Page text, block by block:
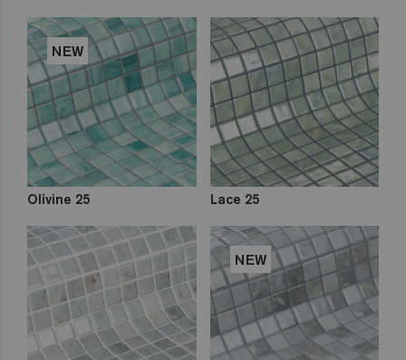
NEW
Olivine 25 Lace 25
NEW